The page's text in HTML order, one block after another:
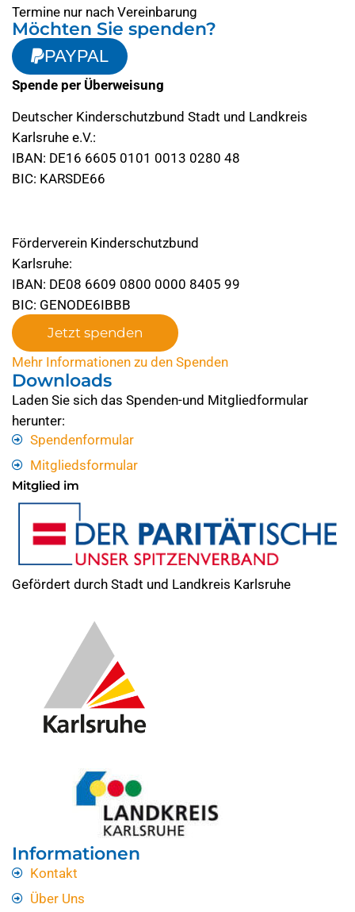
Termine nur nach Vereinbarung
Möchten Sie spenden?
PAYPAL
Spende per Überweisung
Deutscher Kinderschutzbund Stadt und Landkreis
Karlsruhe e.V.:
IBAN: DE16 6605 0101 0013 0280 48
BIC: KARSDE66
Förderverein Kinderschutzbund
Karlsruhe:
IBAN: DE08 6609 0800 0000 8405 99
BIC: GENODE6IBBB
Jetzt spenden
Mehr Informationen zu den Spenden
Downloads
Laden Sie sich das Spenden-und Mitgliedformular
herunter:
Spendenformular
Mitgliedsformular
Mitglied im
Gefördert durch Stadt und Landkreis Karlsruhe
Informationen
Kontakt
Über Uns